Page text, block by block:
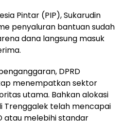
Pintar (PIP), Sukarudin
penyaluran bantuan sudah
dana langsung masuk
DPRD
menempatkan sektor
utama. Bahkan alokasi
Trenggalek telah mencapai
atau melebihi standar